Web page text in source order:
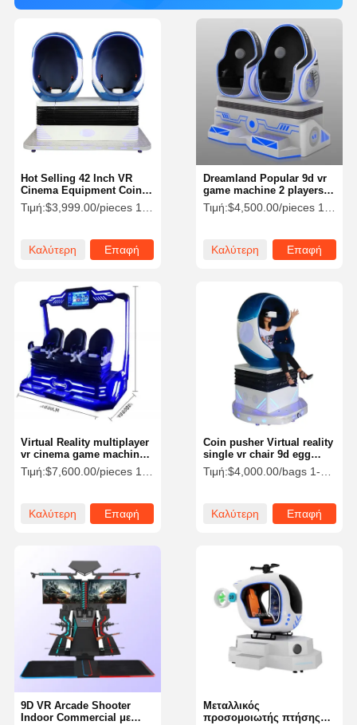
Αρχική
Σελίδα
Προϊόντα
Σχετικά Με
Dreamland Popular 9d vr
game machine 2 players
9d egg cinema vr chair for
VR theme park
Τιμή:$4,500.00/pieces 1-2 pieces
Καλύτερη
Επαφή
Hot Selling 42 Inch VR
Cinema Equipment Coin
Operated 9D VR Double
Egg Chair Game Machine
Τιμή:$3,999.00/pieces 1-4 pieces
Καλύτερη
Επαφή
Coin pusher Virtual reality
single vr chair 9d egg
cinema equipment for
game park
Τιμή:$4,000.00/bags 1-9 bags
Καλύτερη
Επαφή
Virtual Reality multiplayer
vr cinema game machine
3 Seats Racing VR game
simulator
Τιμή:$7,600.00/pieces 1-2 pieces
Καλύτερη
Επαφή
Μεταλλικός
προσομοιωτής πτήσης
9D VR Arcade Shooter
Indoor Commercial με